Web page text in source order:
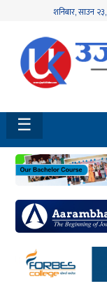
शनिबार,साउन २३,
होमपेज
नवलपुर
विशेष
मध्य
नेपाल
चितवन
सेरोफेरो
समाचार
☰